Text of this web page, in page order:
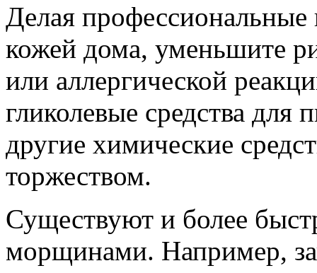
Делая
кожей дома, уменьшите
или аллергической
гликолевые средства для
другие химические
торжеством.
Существуют и более
морщинами. Например,